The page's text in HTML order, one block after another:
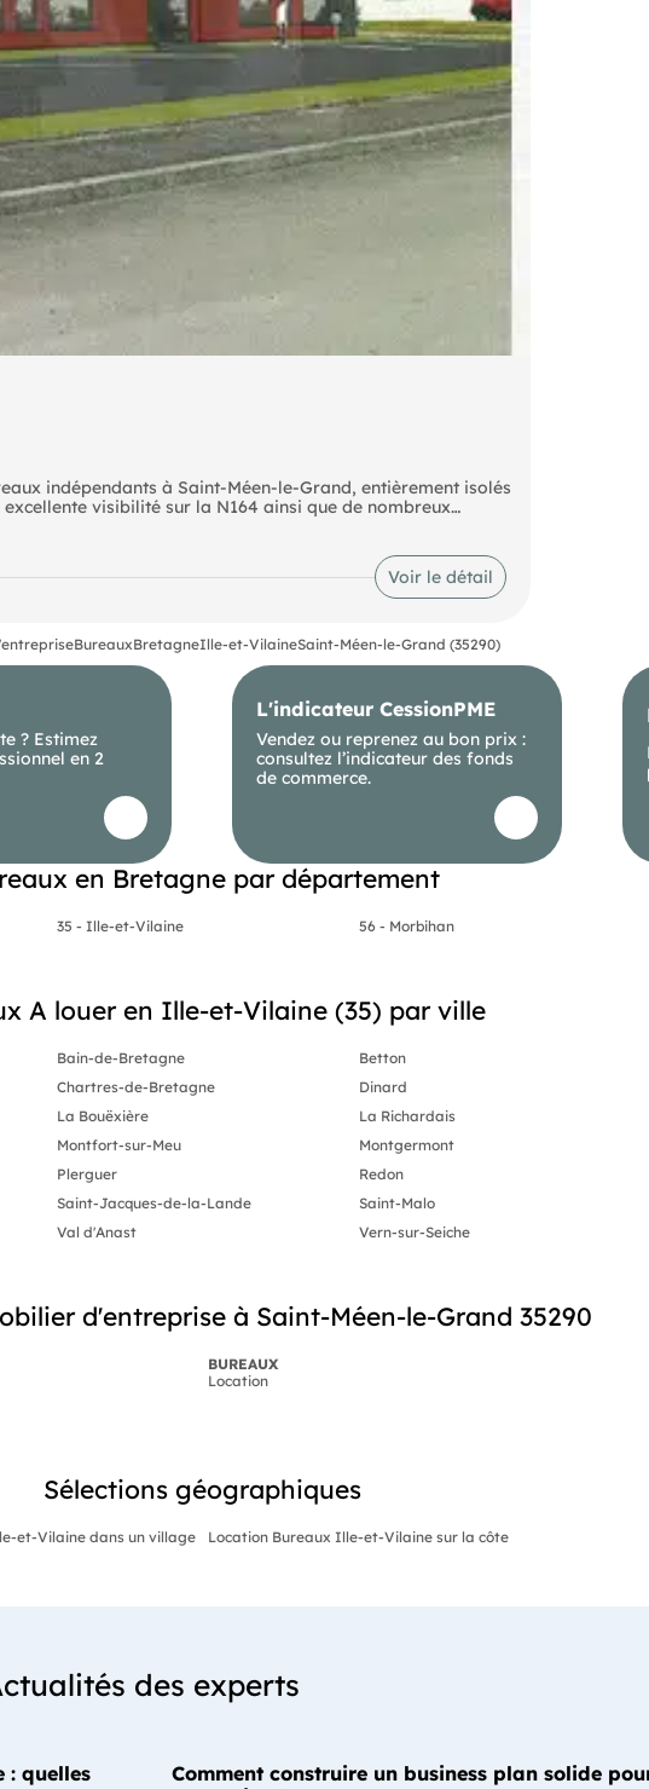
indépendants à Saint-Méen-le-Grand, entièrement isolés
visibilité sur la N164 ainsi que de nombreux
une isolation performante, une alimentation en
Voir le détail
BureauxBretagneIlle-et-VilaineSaint-Méen-le-Grand (35290)
? Estimez
en 2
L'indicateur CessionPME
Vendez ou reprenez au bon prix :
consultez l’indicateur des fonds
de commerce.
en Bretagne par département
35 - Ille-et-Vilaine 56 - Morbihan
A louer en Ille-et-Vilaine (35) par ville
Bain-de-Bretagne Betton
Chartres-de-Bretagne Dinard
La Bouëxière La Richardais
Montfort-sur-Meu Montgermont
Plerguer Redon
Saint-Jacques-de-la-Lande Saint-Malo
Val d'Anast Vern-sur-Seiche
d'entreprise à Saint-Méen-le-Grand 35290
BUREAUX
Location
Sélections géographiques
et-Vilaine dans un village Location Bureaux Ille-et-Vilaine sur la côte
des experts
: quelles
Comment construire un business plan solide